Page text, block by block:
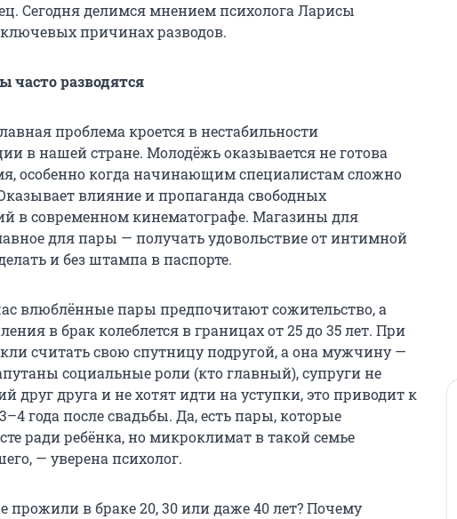
Сегодня делимся мнением психолога Ларисы
причинах разводов.
часто разводятся
проблема кроется в нестабильности
в нашей стране. Молодёжь оказывается не готова
особенно когда начинающим специалистам сложно
влияние и пропаганда свободных
в современном кинематографе. Магазины для
для пары — получать удовольствие от интимной
и без штампа в паспорте.
влюблённые пары предпочитают сожительство, а
в брак колеблется в границах от 25 до 35 лет. При
считать свою спутницу подругой, а она мужчину —
социальные роли (кто главный), супруги не
друг друга и не хотят идти на уступки, это приводит к
года после свадьбы. Да, есть пары, которые
ради ребёнка, но микроклимат в такой семье
— уверена психолог.
прожили в браке 20, 30 или даже 40 лет? Почему